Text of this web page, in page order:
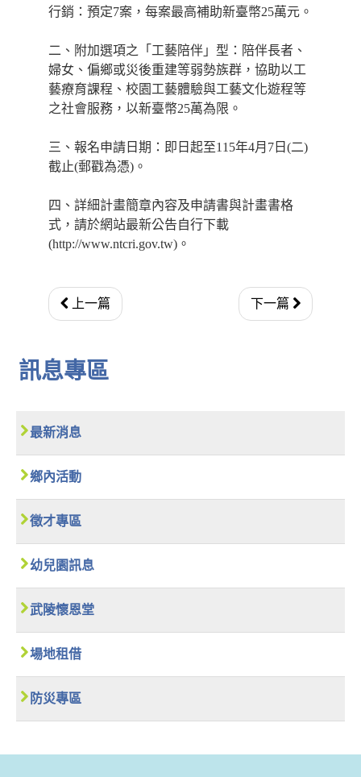
行銷：預定7案，每案最高補助新臺幣25萬元。
二、附加選項之「工藝陪伴」型：陪伴長者、
婦女、偏鄉或災後重建等弱勢族群，協助以工
藝療育課程、校園工藝體驗與工藝文化遊程等
之社會服務，以新臺幣25萬為限。
三、報名申請日期：即日起至115年4月7日(二)
截止(郵戳為憑)。
四、詳細計畫簡章內容及申請書與計畫書格
式，請於網站最新公告自行下載
(http://www.ntcri.gov.tw)。
上一篇 下一篇
訊息專區
最新消息
鄉內活動
徵才專區
幼兒園訊息
武陵懷恩堂
場地租借
防災專區